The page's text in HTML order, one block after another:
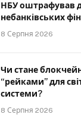
НБУ оштрафував
небанківських
8 Серпня 2026
Чи стане
“рейками” для
системи?
8 Серпня 2026